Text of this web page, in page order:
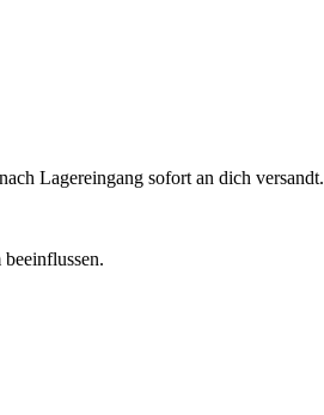
Lagereingang sofort an dich versandt.